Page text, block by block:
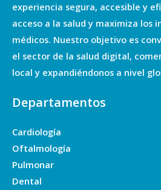
experiencia segura, accesible y
acceso a la salud y maximiza los
médicos. Nuestro objetivo es
el sector de la salud digital,
local y expandiéndonos a nivel
Departamentos
Cardiología
Oftalmología
Pulmonar
Dental